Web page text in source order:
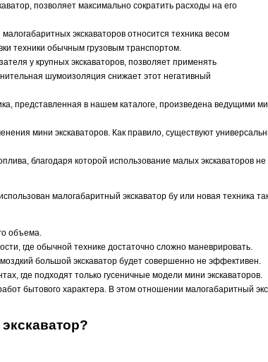
позволяет максимально сократить расходы на его
экскаваторов относится техника весом
техники обычным грузовым транспортом.
у крупных экскаваторов, позволяет применять
шумоизоляция снижает этот негативный
представленная в нашем каталоге, произведена ведущими
мини экскаваторов. Как правило, существуют
благодаря которой использование малых экскаваторов
малогабаритный экскаватор бу или новая техника
объема.
где обычной технике достаточно сложно маневрировать.
большой экскаватор будет совершенно не эффективен.
где подходят только гусеничные модели мини экскаваторов.
бытового характера. В этом отношении малогабаритный